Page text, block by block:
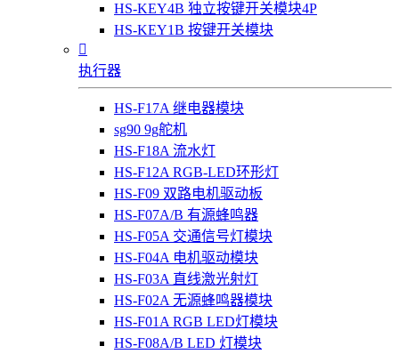
HS-KEY4B 独立按键开关模块4P
HS-KEY1B 按键开关模块

执行器
HS-F17A 继电器模块
sg90 9g舵机
HS-F18A 流水灯
HS-F12A RGB-LED环形灯
HS-F09 双路电机驱动板
HS-F07A/B 有源蜂鸣器
HS-F05A 交通信号灯模块
HS-F04A 电机驱动模块
HS-F03A 直线激光射灯
HS-F02A 无源蜂鸣器模块
HS-F01A RGB LED灯模块
HS-F08A/B LED 灯模块